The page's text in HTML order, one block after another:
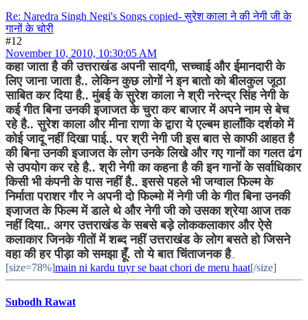
Re: Naredra Singh Negi's Songs copied- सुरेश काला ने की नेगी जी के
गानों के चोरी
#12
November 10, 2010, 10:30:05 AM
कहा जाता है की उत्तराखंड अपनी सादगी, सच्चाई और ईमानदारी के
लिए जाना जाता है.. लेकिन कुछ लोगों ने इन बातो को बीलकुल जूठा
साबित कर दिया है.. मुंबई के सुरेश काला ने श्री नरेन्द्र सिंह नेगी के
कई गीत बिना उनकी इजाजत के चुरा कर बाजार में अपने नाम से बेच
रहे है.. सुरेश काला और मीना राणा के द्वारा ये एल्बम हालाँकि दर्शको में
कोई जादू नहीं दिखा पाई.. पर श्री नेगी जी इस बात से काफी आहत है
की बिना उनकी इजाजत के लोग उनके लिखे और गए गानों का गलत ढंग
से उपयोग कर रहे है.. श्री नेगी का कहना है की इन गानों के सर्वाधिकार
किसी भी कंपनी के पास नहीं है.. इससे पहले भी जग्वाल फिल्म के
निर्माता पराशर गौर ने अपनी दो फिल्मो में नेगी जी के गीत बिना उनकी
इजाजत के फिल्म में डाले थे और नेगी जी को उसका श्रेया आज तक
नहीं दिया.. अगर उत्तराखंड के सबसे बड़े लोककलाकार और ऐसे
कलाकार जिनके गीतों में शब्द नहीं उत्तराखंड के लोग बसते हो जिसने
वहा की हर पीड़ा को समझा हूँ. तो ये बात चिंताजनक है..
[size=78%]main ni kardu tuyr se baat chori de meru haat[/size]
Subodh Rawat